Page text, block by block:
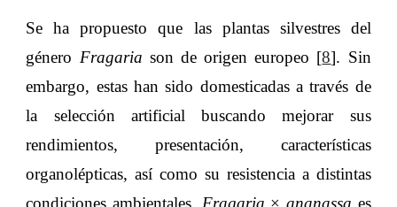
Se ha propuesto que las plantas silvestres del
género Fragaria son de origen europeo [8]. Sin
embargo, estas han sido domesticadas a través de
la selección artificial buscando mejorar sus
rendimientos, presentación, características
organolépticas, así como su resistencia a distintas
condiciones ambientales. Fragaria × ananassa es